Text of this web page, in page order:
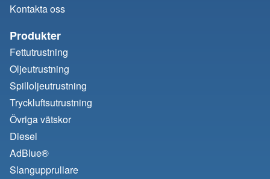
Kontakta oss
Produkter
Fettutrustning
Oljeutrustning
Spilloljeutrustning
Tryckluftsutrustning
Övriga vätskor
Diesel
AdBlue®
Slangupprullare